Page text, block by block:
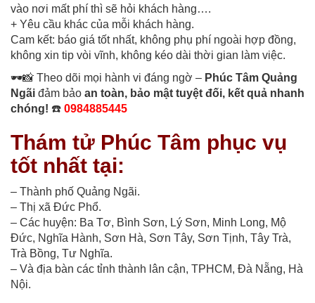
vào nơi mất phí thì sẽ hỏi khách hàng….
+ Yêu cầu khác của mỗi khách hàng.
Cam kết: báo giá tốt nhất, không phụ phí ngoài hợp đồng,
không xin tip vòi vĩnh, không kéo dài thời gian làm việc.
🕶️📸 Theo dõi mọi hành vi đáng ngờ – Phúc Tâm Quảng
Ngãi đảm bảo an toàn, bảo mật tuyệt đối, kết quả nhanh
chóng! ☎️ 0984885445
Thám tử Phúc Tâm phục vụ
tốt nhất tại:
– Thành phố Quảng Ngãi.
– Thị xã Đức Phổ.
– Các huyện: Ba Tơ, Bình Sơn, Lý Sơn, Minh Long, Mộ
Đức, Nghĩa Hành, Sơn Hà, Sơn Tây, Sơn Tịnh, Tây Trà,
Trà Bồng, Tư Nghĩa.
– Và địa bàn các tỉnh thành lân cận, TPHCM, Đà Nẵng, Hà
Nội.